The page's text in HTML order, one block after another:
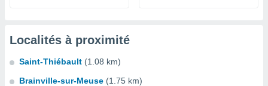
Localités à proximité
Saint-Thiébault (1.08 km)
Brainville-sur-Meuse (1.75 km)